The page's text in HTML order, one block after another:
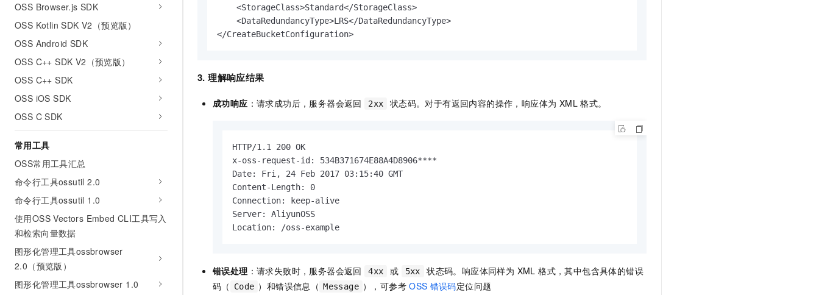
OSS Browser.js SDK
OSS Kotlin SDK V2（预览版）
OSS Android SDK
OSS C++ SDK V2（预览版）
OSS C++ SDK
OSS iOS SDK
OSS C SDK
常用工具
OSS常用工具汇总
命令行工具ossutil 2.0
命令行工具ossutil 1.0
使用OSS Vectors Embed CLI工具写入
和检索向量数据
图形化管理工具ossbrowser
2.0（预览版）
图形化管理工具ossbrowser 1.0
    <StorageClass>Standard</StorageClass>
    <DataRedundancyType>LRS</DataRedundancyType>
</CreateBucketConfiguration>
3. 理解响应结果
成功响应 ：请求成功后，服务器会返回 2xx 状态码。对于有返回内容的操作，响应体为 XML 格式。
HTTP/1.1 200 OK
x-oss-request-id: 534B371674E88A4D8906****
Date: Fri, 24 Feb 2017 03:15:40 GMT
Content-Length: 0
Connection: keep-alive
Server: AliyunOSS
Location: /oss-example
错误处理 ：请求失败时，服务器会返回 4xx 或 5xx
状态码。响应体同样为 XML 格式，其中包含具体的错误
码（
Code ）和错误信息（ Message ），可参考 OSS 错误码定位问题